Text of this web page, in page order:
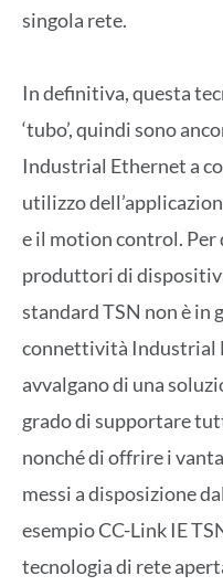
singola rete.
In definitiva, questa
‘tubo’, quindi sono
Industrial Ethernet a
utilizzo
e il motion control. Per
produttori di
standard TSN non è
connettività Industrial
avvalgano di una
grado di supportare
nonché di offrire i
messi a disposizione
esempio CC-Link IE
tecnologia di rete